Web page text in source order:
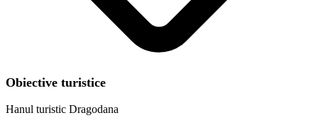
Obiective turistice
Hanul turistic Dragodana